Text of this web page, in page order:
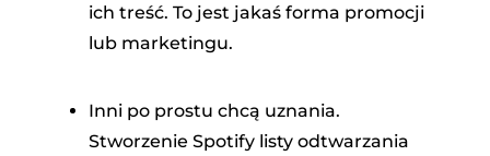
ich treść. To jest jakaś forma promocji
lub marketingu.
Inni po prostu chcą uznania.
Stworzenie Spotify listy odtwarzania